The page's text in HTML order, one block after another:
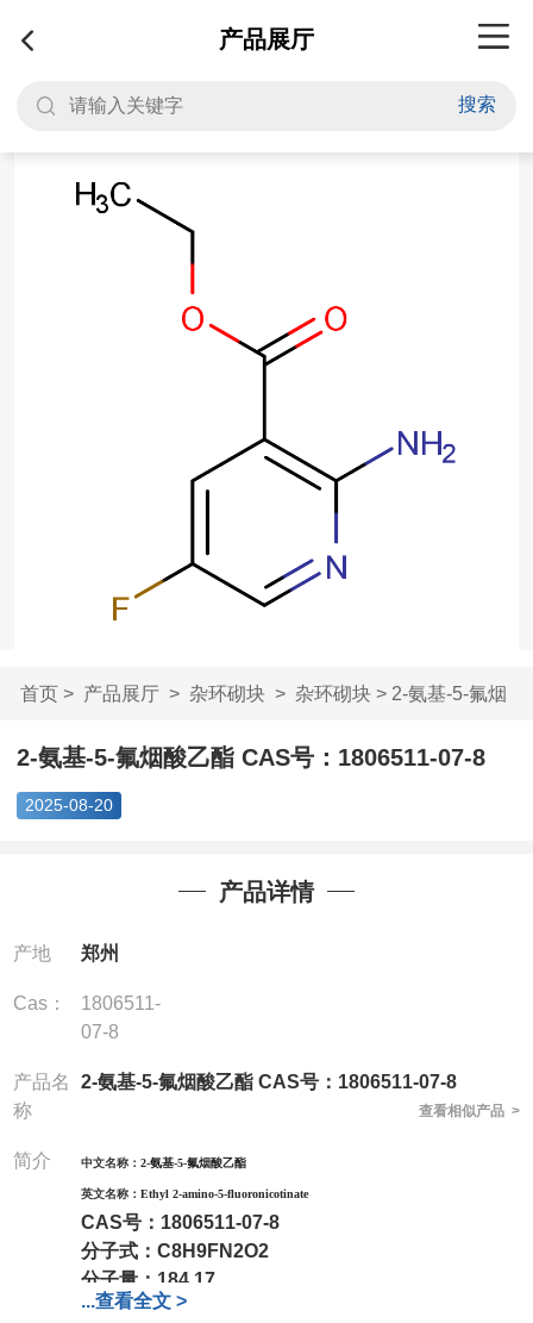
产品展厅
搜索
首页> 产品展厅> 杂环砌块> 杂环砌块> 2-氨基-5-氟烟
酸乙酯 CAS号：...
2-氨基-5-氟烟酸乙酯 CAS号：1806511-07-8
2025-08-20
产品详情
产地 郑州
Cas：
1806511-
07-8
产品名
称
2-氨基-5-氟烟酸乙酯 CAS号：1806511-07-8
查看相似产品 >
简介 中文名称： 2-氨基-5-氟烟酸乙酯
英文名称： Ethyl 2-amino-5-fluoronicotinate
CAS号： 1806511-07-8
分子式： C8H9FN2O2
分子量： 184.17
包装：1Mg ; 5Mg;10Mg ;100Mg;250Mg ;500Mg
...查看全文 >